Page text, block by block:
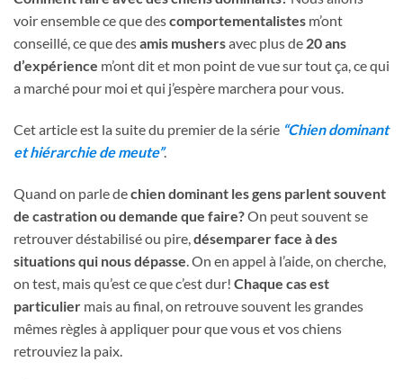
voir ensemble ce que descomportementalistes m’ont
conseillé, ce que desamis mushersavec plus de 20 ans
d’expérience m’ont dit et mon point de vue sur tout ça, ce qui
a marché pour moi et qui j’espère marchera pour vous.
Cet article est la suite du premier de la série “Chien dominant
et hiérarchie de meute”.
Quand on parle dechien dominant les gens parlent souvent
de castration ou demande que faire?On peut souvent se
retrouver déstabilisé ou pire, désemparer face à des
situations qui nous dépasse . On en appel à l’aide, on cherche,
on test, mais qu’est ce que c’est dur! Chaque cas est
particulier mais au final, on retrouve souvent les grandes
mêmes règles à appliquer pour que vous et vos chiens
retrouviez la paix.